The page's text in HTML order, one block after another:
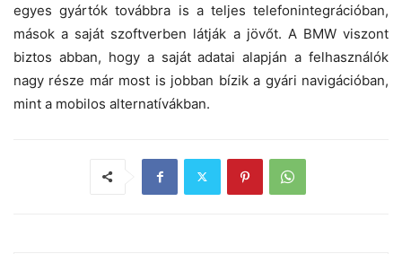
egyes gyártók továbbra is a teljes telefonintegrációban,
mások a saját szoftverben látják a jövőt. A BMW viszont
biztos abban, hogy a saját adatai alapján a felhasználók
nagy része már most is jobban bízik a gyári navigációban,
mint a mobilos alternatívákban.